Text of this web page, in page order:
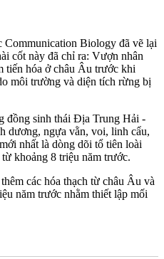
Communication Biology đã vẽ lại
cốt này đã chỉ ra: Vượn nhân
tiến hóa ở châu Âu trước khi
môi trường và diện tích rừng bị
đồng sinh thái Địa Trung Hải -
dương, ngựa vằn, voi, linh cẩu,
nhất là dòng dõi tổ tiên loài
khoảng 8 triệu năm trước.
các hóa thạch từ châu Âu và
năm trước nhằm thiết lập mối